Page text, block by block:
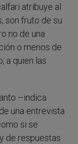
atribuye al
son fruto de su
no de una
o menos de
a quien las
–indica
una entrevista
si se
de respuestas